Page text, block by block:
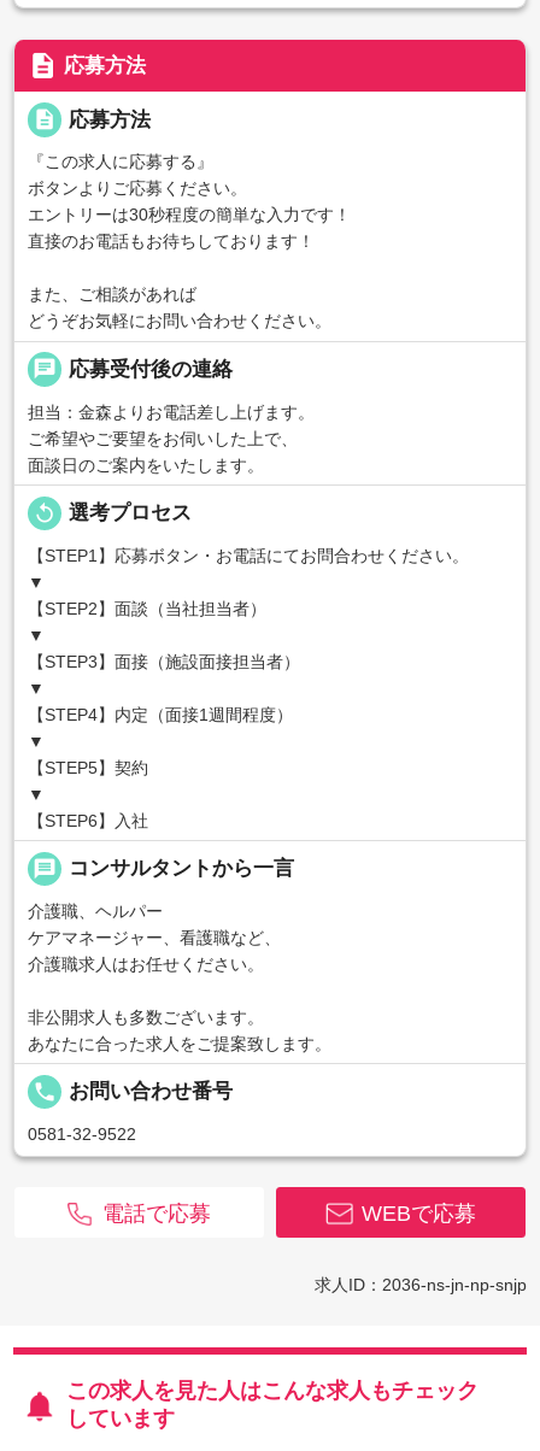
description 応募方法
description 応募方法
『この求人に応募する』
ボタンよりご応募ください。
エントリーは30秒程度の簡単な入力です！
直接のお電話もお待ちしております！
また、ご相談があれば
どうぞお気軽にお問い合わせください。
chat 応募受付後の連絡
担当：金森よりお電話差し上げます。
ご希望やご要望をお伺いした上で、
面談日のご案内をいたします。
replay 選考プロセス
【STEP1】応募ボタン・お電話にてお問合わせください。
▼
【STEP2】面談（当社担当者）
▼
【STEP3】面接（施設面接担当者）
▼
【STEP4】内定（面接1週間程度）
▼
【STEP5】契約
▼
【STEP6】入社
message コンサルタントから一言
介護職、ヘルパー
ケアマネージャー、看護職など、
介護職求人はお任せください。
非公開求人も多数ございます。
あなたに合った求人をご提案致します。
local_phone お問い合わせ番号
0581-32-9522
WEBで応募
電話で応募
求人ID：2036-ns-jn-np-snjp
この求人を見た人はこんな求人もチェック
しています